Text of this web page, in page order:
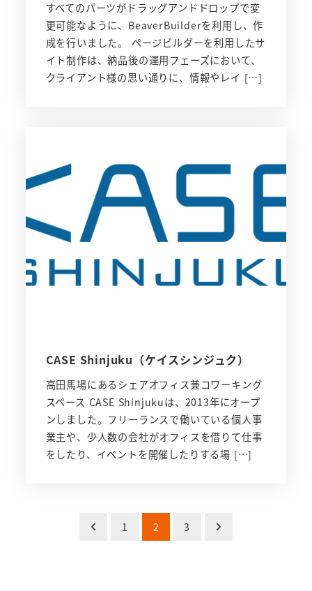
すべてのパーツがドラッグアンドドロップで変
更可能なように、BeaverBuilderを利用し、作
成を行いました。 ページビルダーを利用したサ
イト制作は、納品後の運用フェーズにおいて、
クライアント様の思い通りに、情報やレイ […]
CASE Shinjuku（ケイスシンジュク）
高田馬場にあるシェアオフィス兼コワーキング
スペース CASE Shinjukuは、2013年にオープ
ンしました。フリーランスで働いている個人事
業主や、少人数の会社がオフィスを借りて仕事
をしたり、イベントを開催したりする場 […]
1 2 3